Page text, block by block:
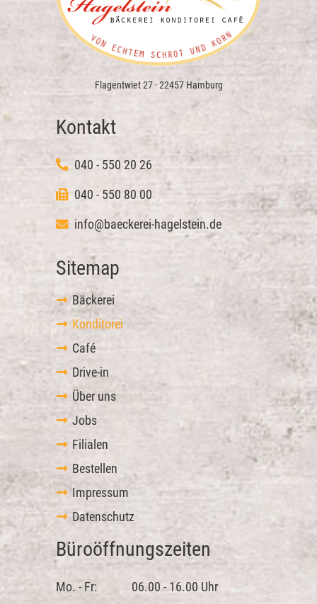
Flagentwiet 27 · 22457 Hamburg
Kontakt
040 - 550 20 26
040 - 550 80 00
info@baeckerei-hagelstein.de
Sitemap
Bäckerei
Konditorei
Café
Drive-in
Über uns
Jobs
Filialen
Bestellen
Impressum
Datenschutz
Büroöffnungszeiten
Mo. - Fr: 06.00 - 16.00 Uhr